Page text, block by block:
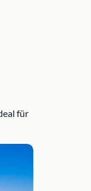
für